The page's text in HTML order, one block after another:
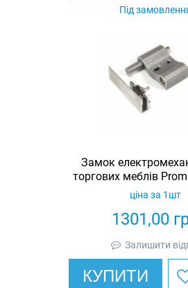
Під
Замок
торгових меблів
(ШЕРИФ-2М)
1301,00
ціна за 1шт
Залишити
КУПИТИ